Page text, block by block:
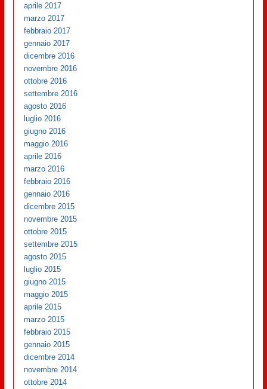
aprile 2017
marzo 2017
febbraio 2017
gennaio 2017
dicembre 2016
novembre 2016
ottobre 2016
settembre 2016
agosto 2016
luglio 2016
giugno 2016
maggio 2016
aprile 2016
marzo 2016
febbraio 2016
gennaio 2016
dicembre 2015
novembre 2015
ottobre 2015
settembre 2015
agosto 2015
luglio 2015
giugno 2015
maggio 2015
aprile 2015
marzo 2015
febbraio 2015
gennaio 2015
dicembre 2014
novembre 2014
ottobre 2014